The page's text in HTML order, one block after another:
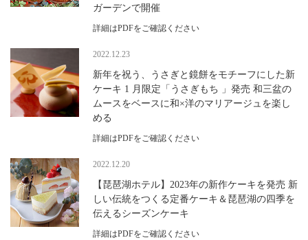
ガーデンで開催
詳細はPDFをご確認ください
2022.12.23
新年を祝う、うさぎと鏡餅をモチーフにした新
ケーキ 1 月限定「うさぎもち 」発売 和三盆の
ムースをベースに和×洋のマリアージュを楽し
める
詳細はPDFをご確認ください
2022.12.20
【琵琶湖ホテル】2023年の新作ケーキを発売 新
しい伝統をつくる定番ケーキ＆琵琶湖の四季を
伝えるシーズンケーキ
詳細はPDFをご確認ください